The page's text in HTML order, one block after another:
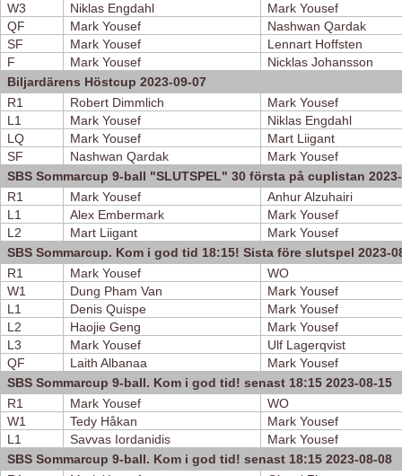
W3
Niklas Engdahl
Mark Yousef
QF
Mark Yousef
Nashwan Qardak
SF
Mark Yousef
Lennart Hoffsten
F
Mark Yousef
Nicklas Johansson
Biljardärens Höstcup 2023-09-07
R1
Robert Dimmlich
Mark Yousef
L1
Mark Yousef
Niklas Engdahl
LQ
Mark Yousef
Mart Liigant
SF
Nashwan Qardak
Mark Yousef
SBS Sommarcup 9-ball "SLUTSPEL" 30 första på cuplistan
R1
Mark Yousef
Anhur Alzuhairi
L1
Alex Embermark
Mark Yousef
L2
Mart Liigant
Mark Yousef
SBS Sommarcup. Kom i god tid 18:15! Sista före slutspel 2023-
R1
Mark Yousef
WO
W1
Dung Pham Van
Mark Yousef
L1
Denis Quispe
Mark Yousef
L2
Haojie Geng
Mark Yousef
L3
Mark Yousef
Ulf Lagerqvist
QF
Laith Albanaa
Mark Yousef
SBS Sommarcup 9-ball. Kom i god tid! senast 18:15 2023-08-15
R1
Mark Yousef
WO
W1
Tedy Håkan
Mark Yousef
L1
Savvas Iordanidis
Mark Yousef
SBS Sommarcup 9-ball. Kom i god tid! senast 18:15 2023-08-08